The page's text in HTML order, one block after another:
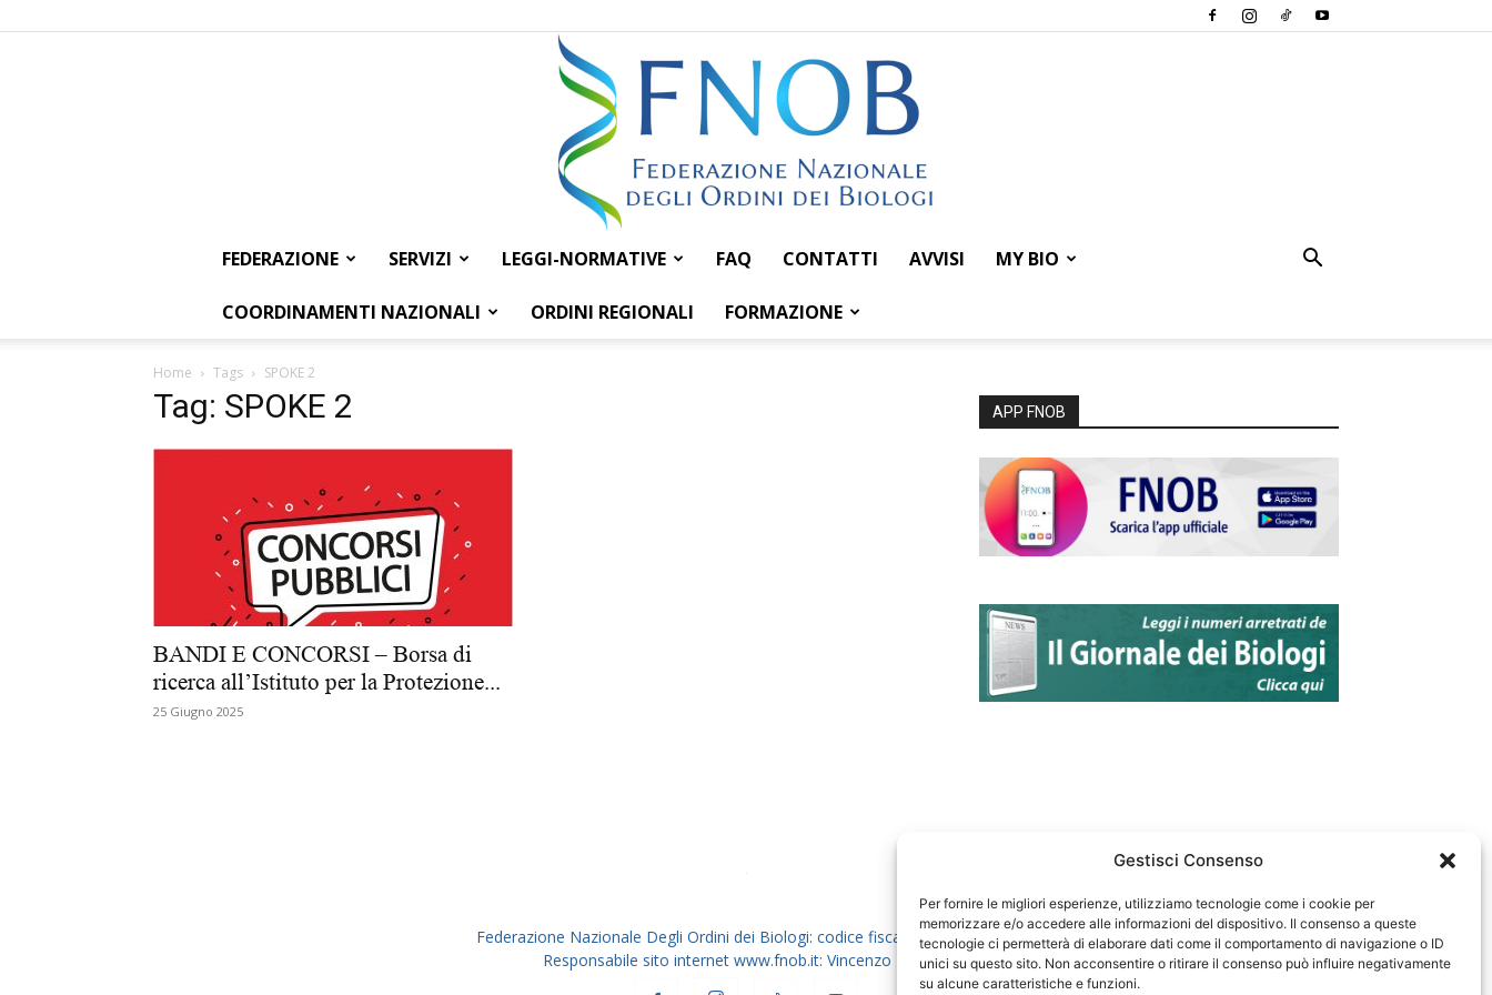
Gestisci Consenso
Per fornire le migliori esperienze, utilizziamo tecnologie come i cookie per
memorizzare e/o accedere alle informazioni del dispositivo. Il consenso a queste
tecnologie ci permetterà di elaborare dati come il comportamento di navigazione o ID
unici su questo sito. Non acconsentire o ritirare il consenso può influire negativamente
su alcune caratteristiche e funzioni.
Federazione
dei
FEDERAZIONE SERVIZI LEGGI-NORMATIVE FAQ CONTATTI AVVISI MY BIO
COORDINAMENTI NAZIONALI ORDINI REGIONALI FORMAZIONE
Home Tags SPOKE 2
Tag: SPOKE 2
BANDI E CONCORSI – Borsa di
ricerca all’Istituto per la Protezione...
25 Giugno 2025
APP FNOB
Federazione Nazionale Degli Ordini dei Biologi: codice fiscale 80069130583
Responsabile sito internet www.fnob.it: Vincenzo D'Anna